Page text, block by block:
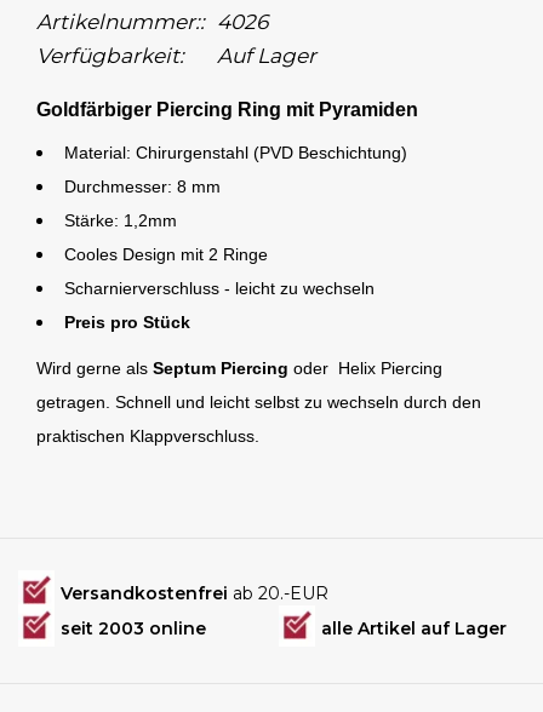
Artikelnummer:: 4026
Verfügbarkeit:
Auf Lager
Goldfärbiger Piercing Ring mit Pyramiden
Material: Chirurgenstahl (PVD Beschichtung)
Durchmesser: 8 mm
Stärke: 1,2mm
Cooles Design mit 2 Ringe
Scharnierverschluss - leicht zu wechseln
Preis pro Stück
Wird gerne als Septum Piercing oder Helix Piercing
getragen. Schnell und leicht selbst zu wechseln durch den
praktischen Klappverschluss.
Versandkostenfrei ab 20.-EUR
seit 2003 online
alle Artikel auf Lager